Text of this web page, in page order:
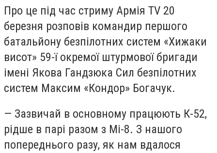
Про це під час стриму Армія TV 20
березня розповів командир першого
батальйону безпілотних систем «Хижаки
висот» 59-ї окремої штурмової бригади
імені Якова Гандзюка Сил безпілотних
систем Максим «Кондор» Богачук.
— Зазвичай в основному працюють К-52,
рідше в парі разом з Мі-8. З нашого
попереднього разу, як нам вдалося